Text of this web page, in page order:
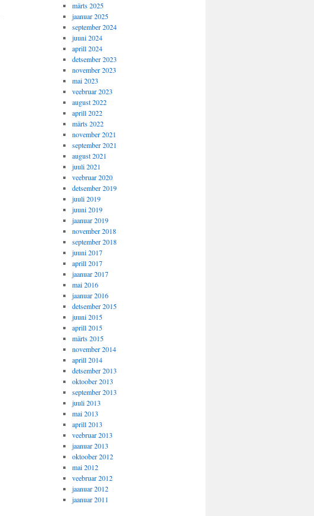
märts 2025
jaanuar 2025
september 2024
juuni 2024
aprill 2024
detsember 2023
november 2023
mai 2023
veebruar 2023
august 2022
aprill 2022
märts 2022
november 2021
september 2021
august 2021
juuli 2021
veebruar 2020
detsember 2019
juuli 2019
juuni 2019
jaanuar 2019
november 2018
september 2018
juuni 2017
aprill 2017
jaanuar 2017
mai 2016
jaanuar 2016
detsember 2015
juuni 2015
aprill 2015
märts 2015
november 2014
aprill 2014
detsember 2013
oktoober 2013
september 2013
juuli 2013
mai 2013
aprill 2013
veebruar 2013
jaanuar 2013
oktoober 2012
mai 2012
veebruar 2012
jaanuar 2012
jaanuar 2011